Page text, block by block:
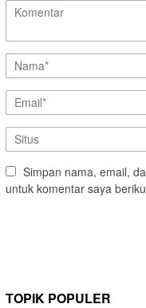
Simpan nama, email,
untuk komentar saya
TOPIK POPULER